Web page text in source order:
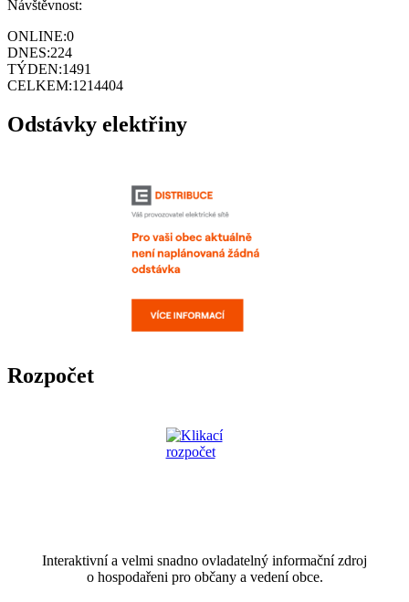
Návštěvnost:
ONLINE:0
DNES:224
TÝDEN:1491
CELKEM:1214404
Odstávky elektřiny
Rozpočet
Interaktivní a velmi snadno ovladatelný informační zdroj
o hospodařeni pro občany a vedení obce.